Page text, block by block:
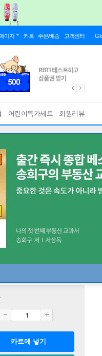
이지 카트 주문/배송 고객센터
어린이특가세트 회원리뷰
카트에 넣기